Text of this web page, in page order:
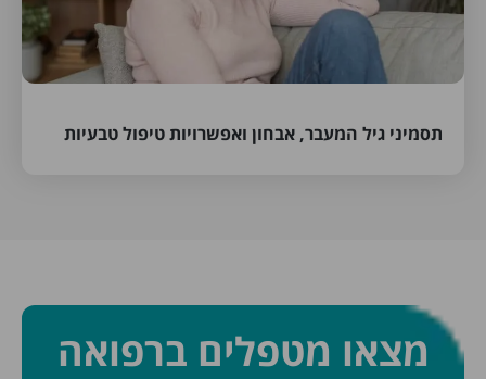
תסמיני גיל המעבר, אבחון ואפשרויות טיפול טבעיות
מצאו מטפלים ברפואה